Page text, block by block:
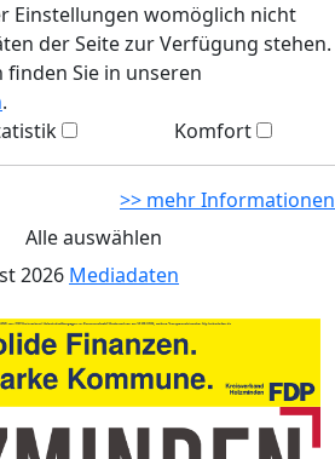
Einstellungen womöglich nicht
der Seite zur Verfügung stehen.
Sie in unseren
.
Komfort
>> mehr Informationen
Alle auswählen
2026 Mediadaten